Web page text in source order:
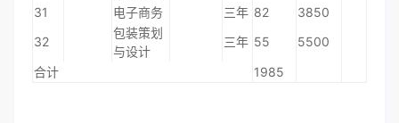
31
电子商务 三年 82
3850
32
包装策划
与设计
三年 55
5500
合计
1985